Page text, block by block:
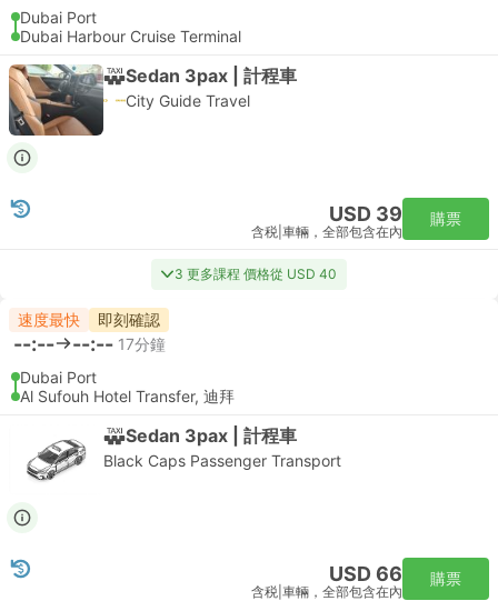
Dubai Port
Dubai Harbour Cruise Terminal
Sedan 3pax | 計程車
City Guide Travel
USD 39
含税 車輛，全部包含在內
購票
3 更多課程 價格從 USD 40
速度最快 即刻確認
--:-- --:-- 17分鐘
Dubai Port
Al Sufouh Hotel Transfer, 迪拜
Sedan 3pax | 計程車
Black Caps Passenger Transport
USD 66
含税 車輛，全部包含在內
購票